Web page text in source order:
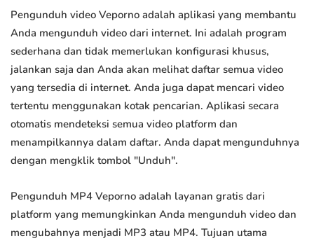
Pengunduh video Veporno adalah aplikasi yang membantu
Anda mengunduh video dari internet. Ini adalah program
sederhana dan tidak memerlukan konfigurasi khusus,
jalankan saja dan Anda akan melihat daftar semua video
yang tersedia di internet. Anda juga dapat mencari video
tertentu menggunakan kotak pencarian. Aplikasi secara
otomatis mendeteksi semua video platform dan
menampilkannya dalam daftar. Anda dapat mengunduhnya
dengan mengklik tombol "Unduh".
Pengunduh MP4 Veporno adalah layanan gratis dari
platform yang memungkinkan Anda mengunduh video dan
mengubahnya menjadi MP3 atau MP4. Tujuan utama